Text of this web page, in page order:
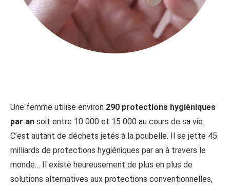
Une femme utilise environ 290 protections hygiéniques
par an soit entre 10 000 et 15 000 au cours de sa vie.
C’est autant de déchets jetés à la poubelle. Il se jette 45
milliards de protections hygiéniques par an à travers le
monde… Il existe heureusement de plus en plus de
solutions alternatives aux protections conventionnelles,